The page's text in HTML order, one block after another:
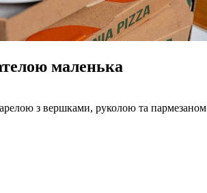
маленька
з вершками, руколою та пармезаном